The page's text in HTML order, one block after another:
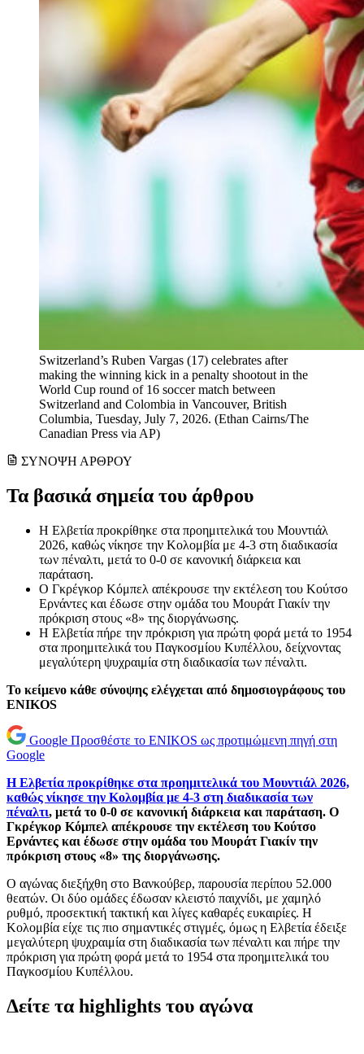
Switzerland’s Ruben Vargas (17) celebrates after
making the winning kick in a penalty shootout in the
World Cup round of 16 soccer match between
Switzerland and Colombia in Vancouver, British
Columbia, Tuesday, July 7, 2026. (Ethan Cairns/The
Canadian Press via AP)
ΣΥΝΟΨΗ ΑΡΘΡΟΥ
Τα βασικά σημεία του άρθρου
Η Ελβετία προκρίθηκε στα προημιτελικά του Μουντιάλ
2026, καθώς νίκησε την Κολομβία με 4-3 στη διαδικασία
των πέναλτι, μετά το 0-0 σε κανονική διάρκεια και
παράταση.
Ο Γκρέγκορ Κόμπελ απέκρουσε την εκτέλεση του Κούτσο
Ερνάντες και έδωσε στην ομάδα του Μουράτ Γιακίν την
πρόκριση στους «8» της διοργάνωσης.
Η Ελβετία πήρε την πρόκριση για πρώτη φορά μετά το 1954
στα προημιτελικά του Παγκοσμίου Κυπέλλου, δείχνοντας
μεγαλύτερη ψυχραιμία στη διαδικασία των πέναλτι.
Το κείμενο κάθε σύνοψης ελέγχεται από δημοσιογράφους του
ENIKOS
Google Προσθέστε το ENIKOS ως προτιμώμενη πηγή στη
Google
Η Ελβετία προκρίθηκε στα προημιτελικά του Μουντιάλ 2026,
καθώς νίκησε την Κολομβία με 4-3 στη διαδικασία των
πέναλτι, μετά το 0-0 σε κανονική διάρκεια και παράταση. Ο
Γκρέγκορ Κόμπελ απέκρουσε την εκτέλεση του Κούτσο
Ερνάντες και έδωσε στην ομάδα του Μουράτ Γιακίν την
πρόκριση στους «8» της διοργάνωσης.
Ο αγώνας διεξήχθη στο Βανκούβερ, παρουσία περίπου 52.000
θεατών. Οι δύο ομάδες έδωσαν κλειστό παιχνίδι, με χαμηλό
ρυθμό, προσεκτική τακτική και λίγες καθαρές ευκαιρίες. Η
Κολομβία είχε τις πιο σημαντικές στιγμές, όμως η Ελβετία έδειξε
μεγαλύτερη ψυχραιμία στη διαδικασία των πέναλτι και πήρε την
πρόκριση για πρώτη φορά μετά το 1954 στα προημιτελικά του
Παγκοσμίου Κυπέλλου.
Δείτε τα highlights του αγώνα